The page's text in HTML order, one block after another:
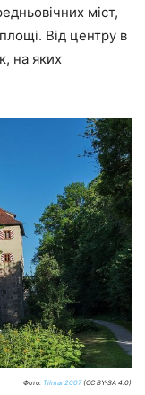
міст,
Від центру в
на яких
Фото: Tilman2007(CC BY-SA 4.0)